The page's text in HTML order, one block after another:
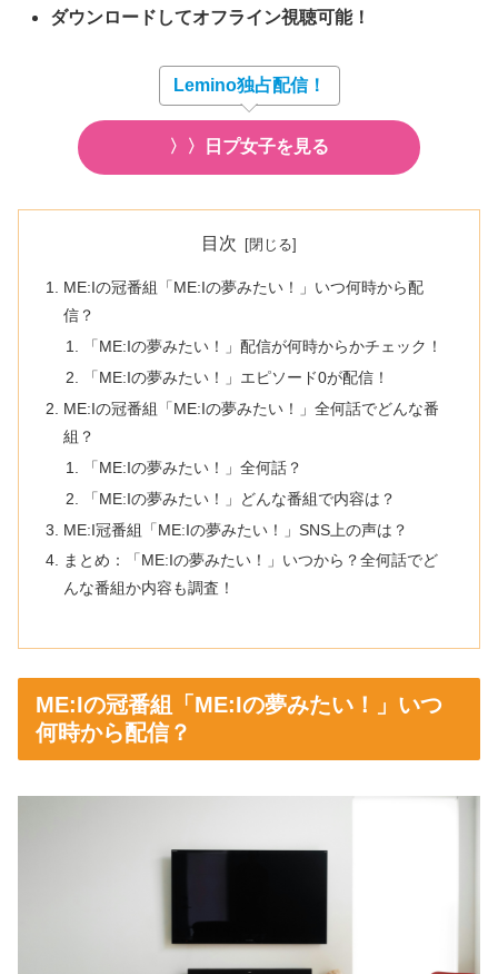
ダウンロードしてオフライン視聴可能！
Lemino独占配信！
〉〉日プ女子を見る
目次
ME:Iの冠番組「ME:Iの夢みたい！」いつ何時から配
信？
「ME:Iの夢みたい！」配信が何時からかチェック！
「ME:Iの夢みたい！」エピソード0が配信！
ME:Iの冠番組「ME:Iの夢みたい！」全何話でどんな番
組？
「ME:Iの夢みたい！」全何話？
「ME:Iの夢みたい！」どんな番組で内容は？
ME:I冠番組「ME:Iの夢みたい！」SNS上の声は？
まとめ：「ME:Iの夢みたい！」いつから？全何話でど
んな番組か内容も調査！
ME:Iの冠番組「ME:Iの夢みたい！」いつ
何時から配信？